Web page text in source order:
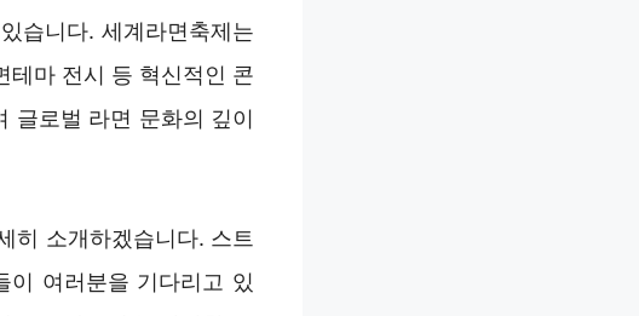
습니다. 세계라면축제는
테마 전시 등 혁신적인 콘
글로벌 라면 문화의 깊이
히 소개하겠습니다. 스트
이 여러분을 기다리고 있